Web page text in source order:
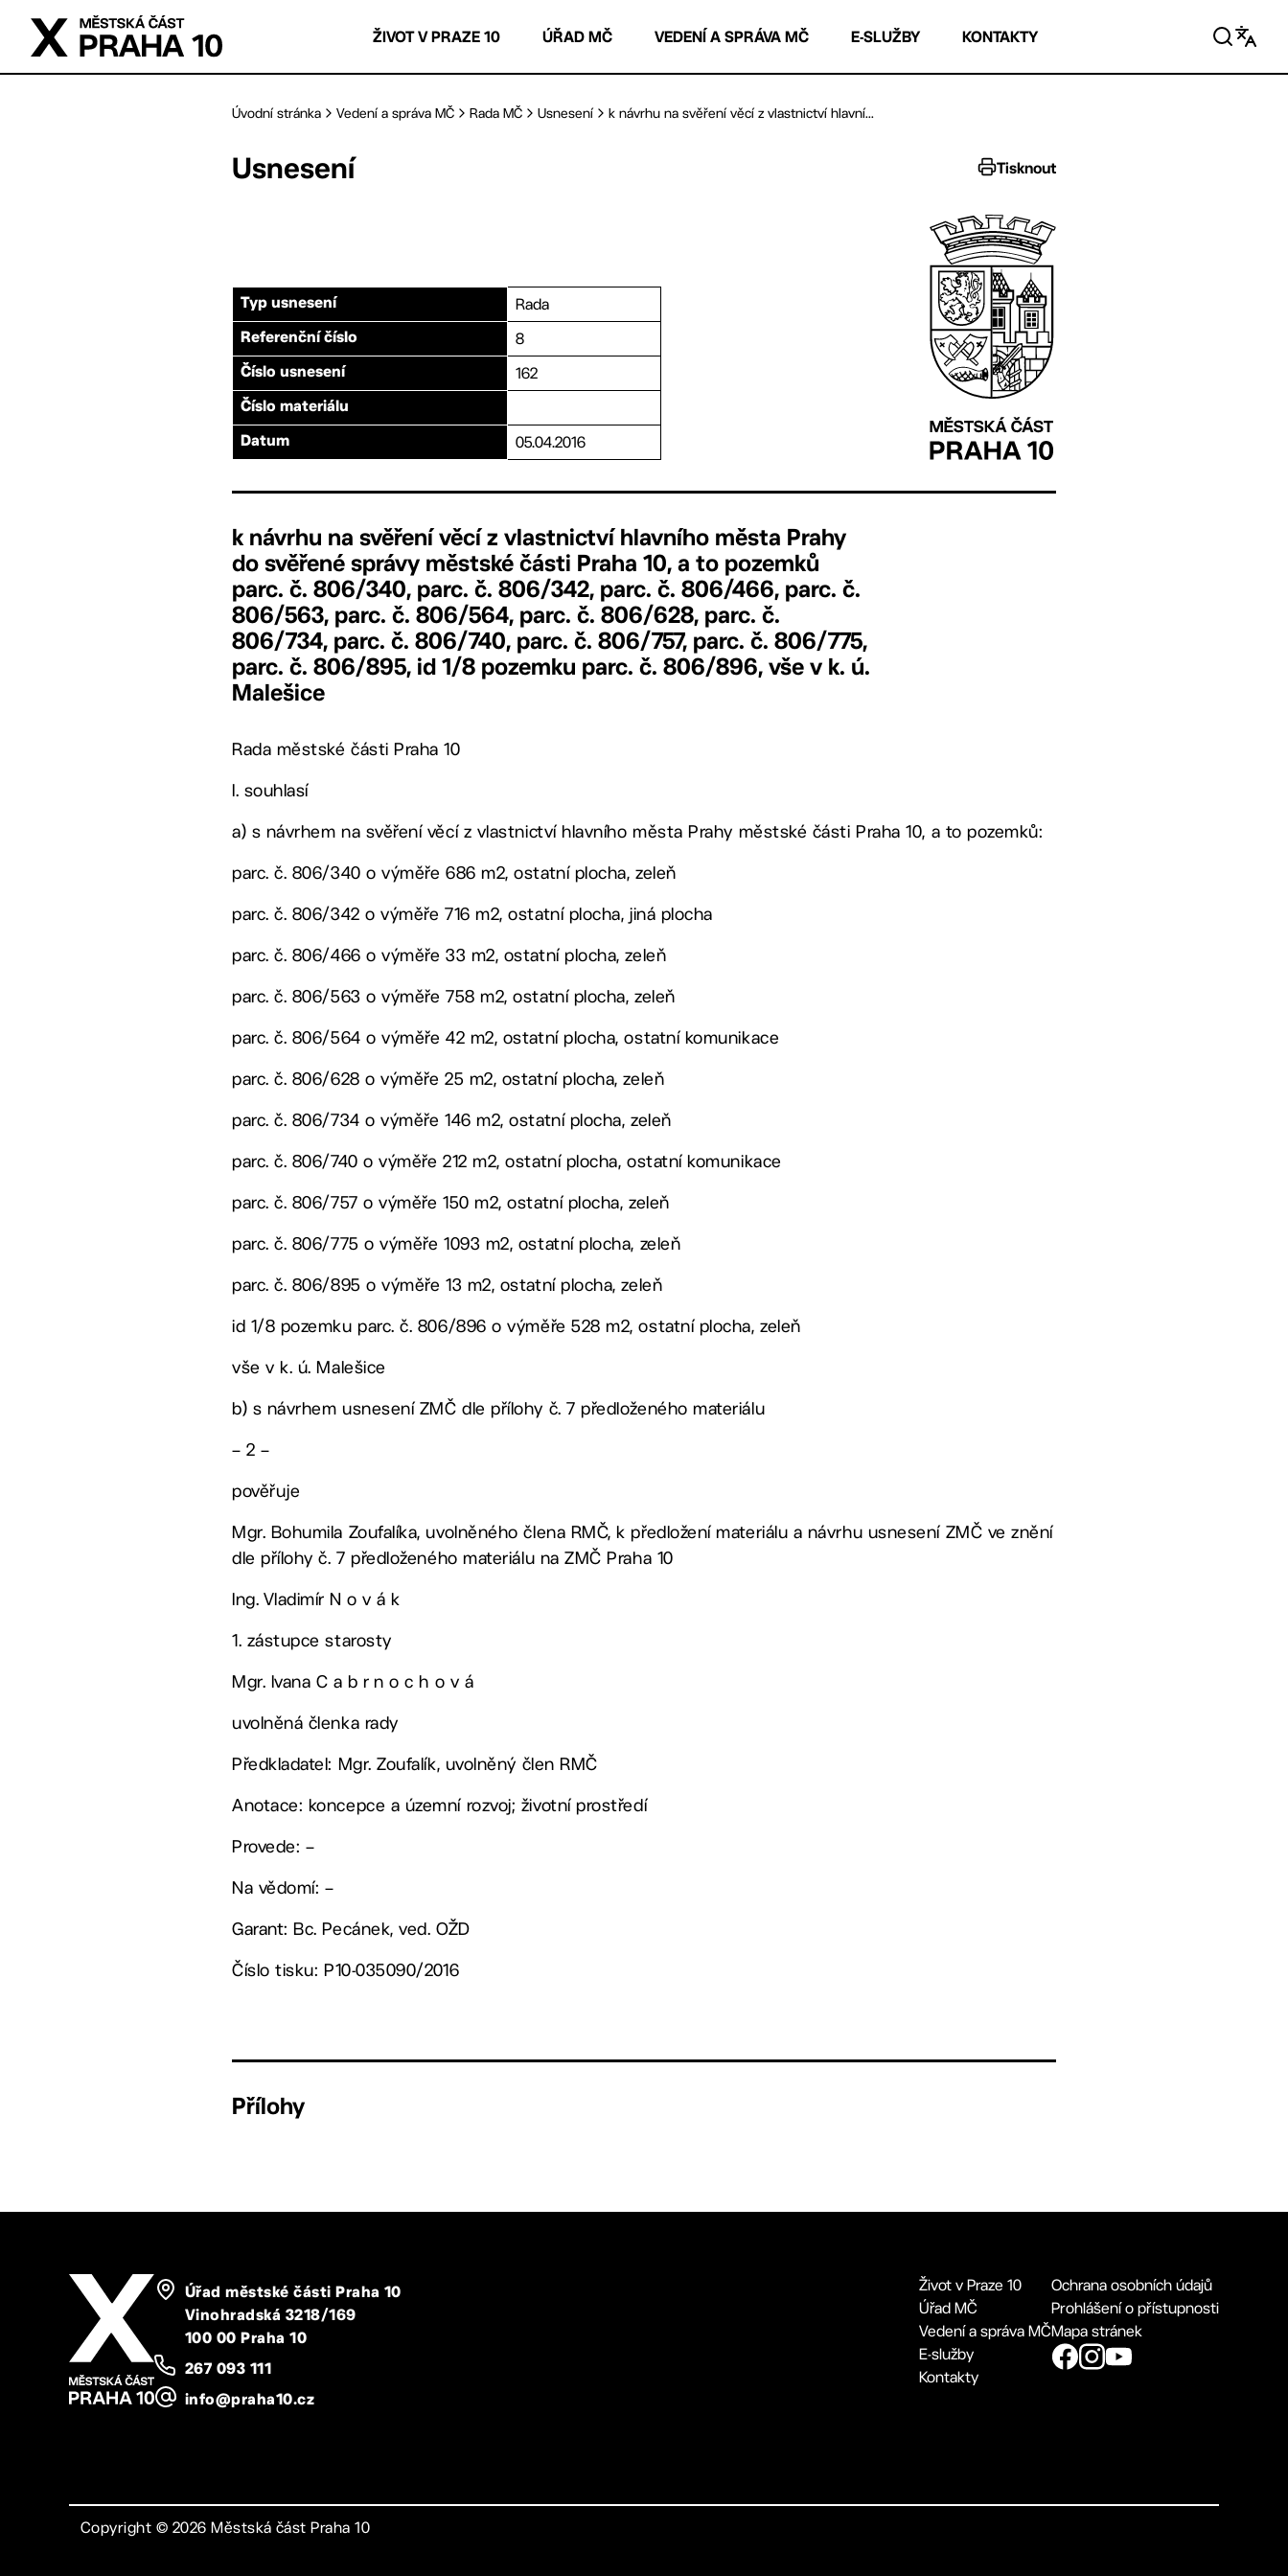
Přejít na hlavní obsah
ŽIVOT V PRAZE 10 ÚŘAD MČ VEDENÍ A SPRÁVA MČ E-SLUŽBY KONTAKTY
Úvodní stránka Vedení a správa MČ Rada MČ Usnesení k návrhu na svěření věcí z vlastnictví hlavní...
Usnesení Tisknout
Typ usnesení Rada
Referenční číslo 8
Číslo usnesení 162
Číslo materiálu
Datum 05.04.2016
k návrhu na svěření věcí z vlastnictví hlavního města Prahy
do svěřené správy městské části Praha 10, a to pozemků
parc. č. 806/340, parc. č. 806/342, parc. č. 806/466, parc. č.
806/563, parc. č. 806/564, parc. č. 806/628, parc. č.
806/734, parc. č. 806/740, parc. č. 806/757, parc. č. 806/775,
parc. č. 806/895, id 1/8 pozemku parc. č. 806/896, vše v k. ú.
Malešice
Rada městské části Praha 10
I. souhlasí
a) s návrhem na svěření věcí z vlastnictví hlavního města Prahy městské části Praha 10, a to pozemků:
parc. č. 806/340 o výměře 686 m2, ostatní plocha, zeleň
parc. č. 806/342 o výměře 716 m2, ostatní plocha, jiná plocha
parc. č. 806/466 o výměře 33 m2, ostatní plocha, zeleň
parc. č. 806/563 o výměře 758 m2, ostatní plocha, zeleň
parc. č. 806/564 o výměře 42 m2, ostatní plocha, ostatní komunikace
parc. č. 806/628 o výměře 25 m2, ostatní plocha, zeleň
parc. č. 806/734 o výměře 146 m2, ostatní plocha, zeleň
parc. č. 806/740 o výměře 212 m2, ostatní plocha, ostatní komunikace
parc. č. 806/757 o výměře 150 m2, ostatní plocha, zeleň
parc. č. 806/775 o výměře 1093 m2, ostatní plocha, zeleň
parc. č. 806/895 o výměře 13 m2, ostatní plocha, zeleň
id 1/8 pozemku parc. č. 806/896 o výměře 528 m2, ostatní plocha, zeleň
vše v k. ú. Malešice
b) s návrhem usnesení ZMČ dle přílohy č. 7 předloženého materiálu
– 2 –
pověřuje
Mgr. Bohumila Zoufalíka, uvolněného člena RMČ, k předložení materiálu a návrhu usnesení ZMČ ve znění
dle přílohy č. 7 předloženého materiálu na ZMČ Praha 10
Ing. Vladimír N o v á k
1. zástupce starosty
Mgr. Ivana C a b r n o c h o v á
uvolněná členka rady
Předkladatel: Mgr. Zoufalík, uvolněný člen RMČ
Anotace: koncepce a územní rozvoj; životní prostředí
Provede: –
Na vědomí: –
Garant: Bc. Pecánek, ved. OŽD
Číslo tisku: P10-035090/2016
Přílohy
Úřad městské části Praha 10
Vinohradská 3218/169
100 00 Praha 10
267 093 111
info@praha10.cz
Život v Praze 10
Úřad MČ
Vedení a správa MČ
E-služby
Kontakty
Ochrana osobních údajů
Prohlášení o přístupnosti
Mapa stránek
Copyright © 2026 Městská část Praha 10